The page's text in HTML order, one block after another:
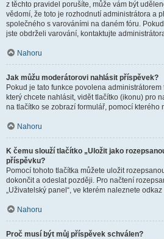
z těchto pravidel porušíte, může vám být
vědomí, že toto je rozhodnutí administrátora a
společného s varováními na daném fóru.
jste obdrželi varování, kontaktujte
Nahoru
Jak můžu moderátorovi nahlásit příspěvek?
Pokud je tato funkce povolena
který chcete nahlásit, vidět tlačítko (ikonu) pro
na tlačítko se zobrazí formulář, pomocí kterého
Nahoru
K čemu slouží tlačítko „Uložit jako
příspěvku?
Pomocí tohoto tlačítka můžete uložit
dokončit a odeslat později. Pro načtení
„Uživatelský panel“, ve kterém naleznete
Nahoru
Proč musí být můj příspěvek schválen?